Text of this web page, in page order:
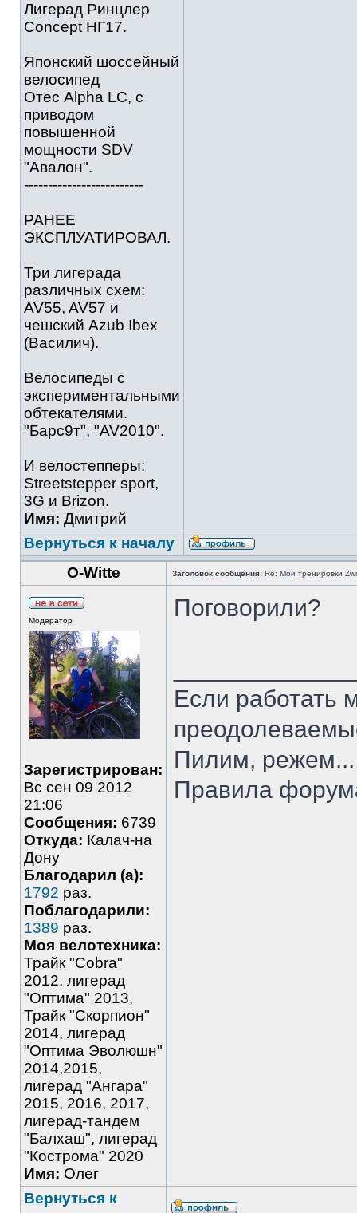
Лигерад Ринцлер
Concept НГ17.
Японский шоссейный
велосипед
Отес Alpha LC, с
приводом
повышенной
мощности SDV
"Авалон".
-------------------------
РАНЕЕ
ЭКСПЛУАТИРОВАЛ.
Три лигерада
различных схем:
AV55, AV57 и
чешский Azub Ibex
(Василич).
Велосипеды с
экспериментальными
обтекателями.
"Барс9т", "AV2010".
И велостепперы:
Streetstepper sport,
3G и Brizon.
Имя: Дмитрий
Вернуться к началу
O-Witte
Заголовок сообщения: Re: Мои тренировки
Модератор
Зарегистрирован:
Вс сен 09 2012
21:06
Сообщения: 6739
Откуда: Калач-на
Дону
Благодарил (а):
1792 раз.
Поблагодарили:
1389 раз.
Моя велотехника:
Трайк "Cobra"
2012, лигерад
"Оптима" 2013,
Трайк "Скорпион"
2014, лигерад
"Оптима Эволюшн"
2014,2015,
лигерад "Ангара"
2015, 2016, 2017,
лигерад-тандем
"Балхаш", лигерад
"Кострома" 2020
Имя: Олег
Поговорили?
Если работать
Пилим,
Правила
Вернуться к